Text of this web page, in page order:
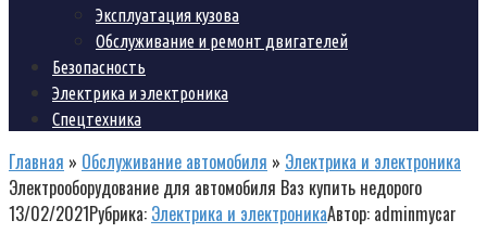
Эксплуатация кузова
Обслуживание и ремонт двигателей
Безопасность
Электрика и электроника
Спецтехника
Главная » Обслуживание автомобиля » Электрика и электроника
Электрооборудование для автомобиля Ваз купить недорого
13/02/2021Рубрика: Электрика и электроникаАвтор: adminmycar